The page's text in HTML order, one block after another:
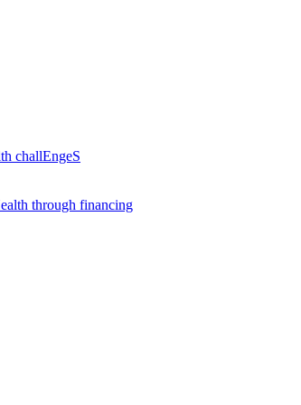
challEngeS
through financing